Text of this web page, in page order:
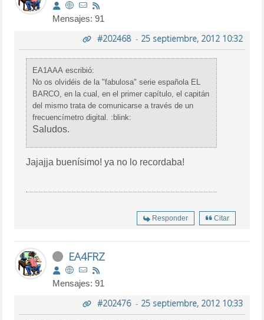
Mensajes: 91
#202468- 25 septiembre, 2012 10:32
EA1AAA escribió:
No os olvidéis de la "fabulosa" serie española EL
BARCO, en la cual, en el primer capítulo, el capitán
del mismo trata de comunicarse a través de un
frecuencímetro digital. :blink:
Saludos.
Jajajja buenísimo! ya no lo recordaba!
Responder Citar
EA4FRZ
Mensajes: 91
#202476- 25 septiembre, 2012 10:33